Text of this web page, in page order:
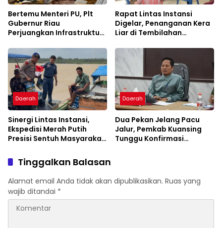
Bertemu Menteri PU, Plt
Gubernur Riau
Perjuangkan Infrastruktur
Rapat Lintas Instansi
Digelar, Penanganan Kera
Liar di Tembilahan
Daerah
Sinergi Lintas Instansi,
Ekspedisi Merah Putih
Presisi Sentuh Masyarakat
Daerah
Dua Pekan Jelang Pacu
Jalur, Pemkab Kuansing
Tunggu Konfirmasi
Tinggalkan Balasan
Alamat email Anda tidak akan dipublikasikan. Ruas yang
wajib ditandai *